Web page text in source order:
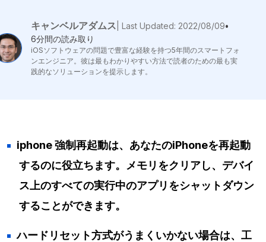
キャンベルアダムス | Last Updated: 2022/08/09•
6分間の読み取り
iOSソフトウェアの問題で豊富な経験を持つ5年間のスマートフォ
ンエンジニア。彼は最もわかりやすい方法で読者のための最も実
践的なソリューションを提示します。
iphone 強制再起動は、あなたのiPhoneを再起動
するのに役立ちます。メモリをクリアし、デバイ
ス上のすべての実行中のアプリをシャットダウン
することができます。
ハードリセット方式がうまくいかない場合は、工